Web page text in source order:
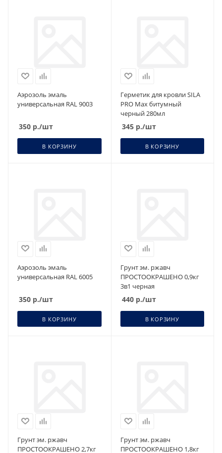
Аэрозоль эмаль
универсальная RAL 9003
350 р./шт
В КОРЗИНУ
Герметик для кровли SILA
PRO Max битумный
черный 280мл
345р./шт
В КОРЗИНУ
Аэрозоль эмаль
универсальная RAL 6005
350 р./шт
В КОРЗИНУ
Грунт эм. ржавч
ПРОСТООКРАШЕНО 0,9кг
3в1 черная
440р./шт
В КОРЗИНУ
Грунт эм. ржавч
ПРОСТООКРАШЕНО 2,7кг
Грунт эм. ржавч
ПРОСТООКРАШЕНО 1,8кг